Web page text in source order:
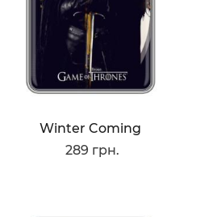
Winter Coming
289 грн.